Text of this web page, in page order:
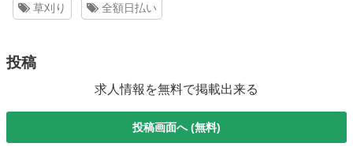
草刈り 全額日払い
投稿
求人情報を無料で掲載出来る
投稿画面へ (無料)